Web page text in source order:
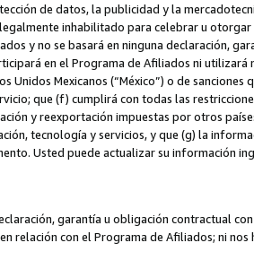
de datos, la publicidad y la
inhabilitado para celebrar u
y no se basará en ninguna declaración,
en el Programa de Afiliados ni
Unidos Mexicanos (“México”) o de
que (f) cumplirá con todas las
y reexportación impuestas por otros
tecnología y servicios, y que (g) la
Usted puede actualizar su información
garantía u obligación contractual
relación con el Programa de Afiliados; ni